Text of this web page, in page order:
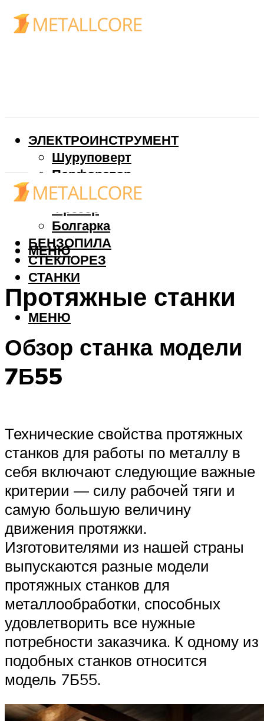
ЭЛЕКТРОИНСТРУМЕНТ
Шуруповерт
Перфоратор
Дрель
Фрезер
Болгарка
БЕНЗОПИЛА
СТЕКЛОРЕЗ
СТАНКИ
МЕНЮ
МЕНЮ
Протяжные станки
Обзор станка модели
7Б55
Технические свойства протяжных
станков для работы по металлу в
себя включают следующие важные
критерии — силу рабочей тяги и
самую большую величину
движения протяжки.
Изготовителями из нашей страны
выпускаются разные модели
протяжных станков для
металлообработки, способных
удовлетворить все нужные
потребности заказчика. К одному из
подобных станков относится
модель 7Б55.